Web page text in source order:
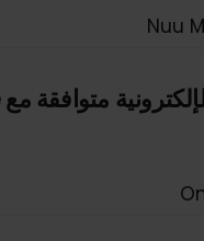
Nuu
متوافقة مع